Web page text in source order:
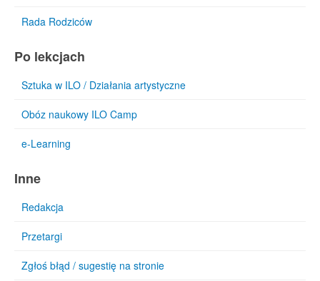
Rada Rodziców
Po lekcjach
Sztuka w ILO / Działania artystyczne
Obóz naukowy ILO Camp
e-Learning
Inne
Redakcja
Przetargi
Zgłoś błąd / sugestię na stronie